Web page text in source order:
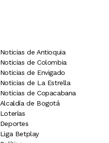
Noticias de Antioquia
Noticias de Colombia
Noticias de Envigado
Noticias de La Estrella
Noticias de Copacabana
Alcaldía de Bogotá
Loterías
Deportes
Liga Betplay